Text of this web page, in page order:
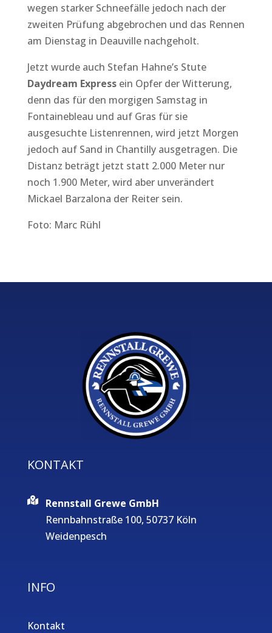
wegen starker Schneefälle jedoch nach der
zweiten Prüfung abgebrochen und das Rennen
am Dienstag in Deauville nachgeholt.
Jetzt wurde auch Stefan Hahne’s Stute
Daydream Expressein Opfer der Witterung,
denn das für den morgigen Samstag in
Fontainebleau und auf Gras für sie
ausgesuchte Listenrennen, wird jetzt Morgen
jedoch auf Sand in Chantilly ausgetragen. Die
Distanz beträgt jetzt statt 2.000 Meter nur
noch 1.900 Meter, wird aber unverändert
Mickael Barzalona der Reiter sein.
Foto: Marc Rühl
KONTAKT
Rennstall Grewe GmbH
Rennbahnstraße 100, 50737 Köln
Weidenpesch
INFO
Kontakt